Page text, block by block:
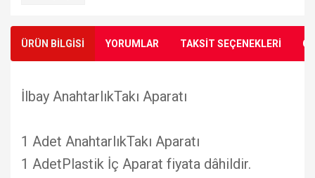
ÜRÜN BİLGİSİ YORUMLAR TAKSİT SEÇENEKLERİ
İlbay AnahtarlıkTakı Aparatı
1 Adet AnahtarlıkTakı Aparatı
1 AdetPlastik İç Aparat fiyata dâhildir.